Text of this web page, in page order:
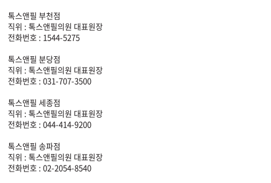
톡스앤필 부천점
직위 : 톡스앤필의원 대표원장
전화번호 : 1544-5275
톡스앤필 분당점
직위 : 톡스앤필의원 대표원장
전화번호 : 031-707-3500
톡스앤필 세종점
직위 : 톡스앤필의원 대표원장
전화번호 : 044-414-9200
톡스앤필 송파점
직위 : 톡스앤필의원 대표원장
전화번호 : 02-2054-8540